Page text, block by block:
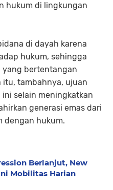
hukum di lingkungan
di dayah karena
hukum, sehingga
yang bertentangan
itu, tambahnya, ujuan
selain meningkatkan
generasi emas dari
dengan hukum.
Berlanjut, New
Mobilitas Harian